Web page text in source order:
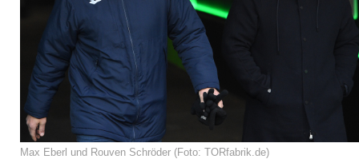
Max Eberl und Rouven Schröder (Foto: TORfabrik.de)